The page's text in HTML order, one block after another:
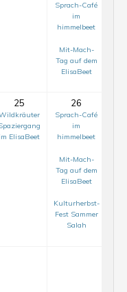
Sprach-Café
im
himmelbeet
Mit-Mach-
Tag auf dem
ElisaBeet
25
im ElisaBeet
26
Sprach-Café
im
himmelbeet
Mit-Mach-
Tag auf dem
ElisaBeet
Kulturherbst-
Fest Sammer
Salah